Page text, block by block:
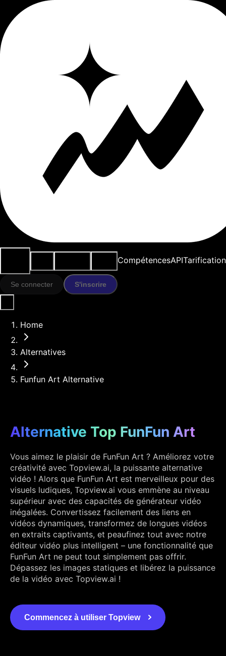
CompétencesAPITarification
Se connecter S'inscrire
Home
Alternatives
Funfun Art Alternative
Alternative Top FunFun Art
Vous aimez le plaisir de FunFun Art ? Améliorez votre
créativité avec Topview.ai, la puissante alternative
vidéo ! Alors que FunFun Art est merveilleux pour des
visuels ludiques, Topview.ai vous emmène au niveau
supérieur avec des capacités de générateur vidéo
inégalées. Convertissez facilement des liens en
vidéos dynamiques, transformez de longues vidéos
en extraits captivants, et peaufinez tout avec notre
éditeur vidéo plus intelligent – une fonctionnalité que
FunFun Art ne peut tout simplement pas offrir.
Dépassez les images statiques et libérez la puissance
de la vidéo avec Topview.ai !
Commencez à utiliser Topview